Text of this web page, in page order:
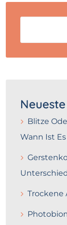
Blitze
Wann Ist
Trockene